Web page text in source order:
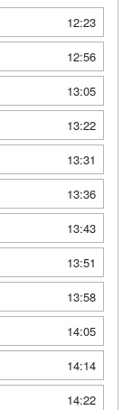
12:23
12:56
13:05
13:22
13:31
13:36
13:43
13:51
13:58
14:05
14:14
14:22